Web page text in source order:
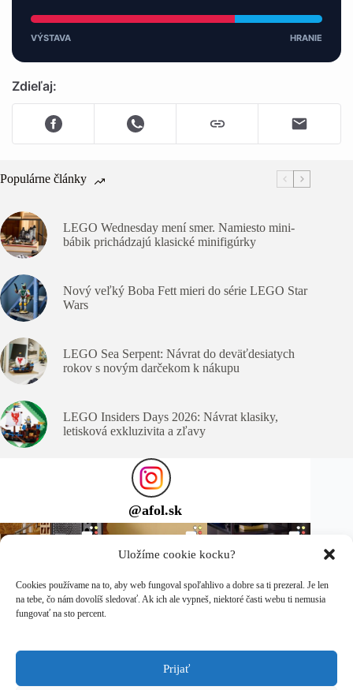
Uložíme cookie kocku?
Cookies používame na to, aby web fungoval spoľahlivo a dobre sa ti prezeral. Je len
na tebe, čo nám dovolíš sledovať. Ak ich ale vypneš, niektoré časti webu ti nemusia
fungovať na sto percent.
Prijať
VÝSTAVA HRANIE
Zdieľaj:
Populárne články
LEGO Wednesday mení smer. Namiesto mini-
bábik prichádzajú klasické minifigúrky
Nový veľký Boba Fett mieri do série LEGO Star
Wars
LEGO Sea Serpent: Návrat do deväťdesiatych
rokov s novým darčekom k nákupu
LEGO Insiders Days 2026: Návrat klasiky,
letisková exkluzivita a zľavy
@afol.sk
Sleduj ma na Instagrame